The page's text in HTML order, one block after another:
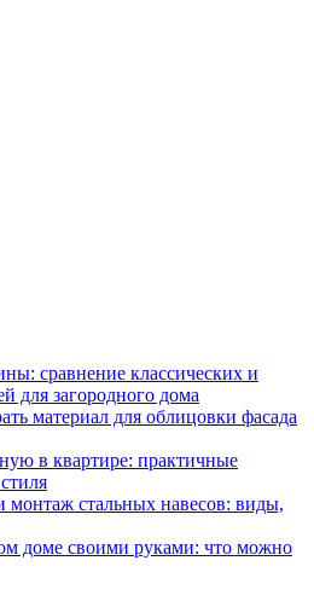
сравнение классических и
для загородного дома
материал для облицовки фасада
в квартире: практичные
монтаж стальных навесов: виды,
доме своими руками: что можно